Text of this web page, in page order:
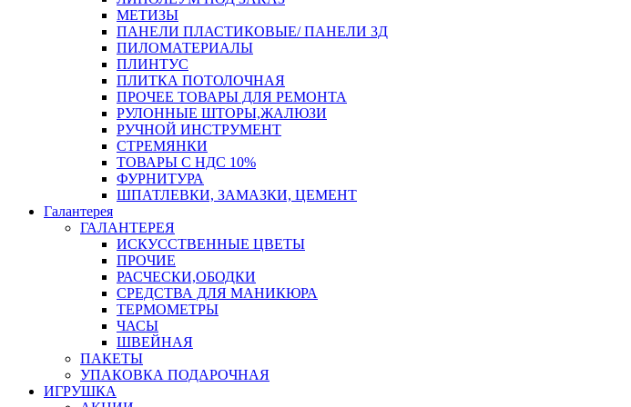
МЕТИЗЫ
ПАНЕЛИ ПЛАСТИКОВЫЕ/ ПАНЕЛИ 3Д
ПИЛОМАТЕРИАЛЫ
ПЛИНТУС
ПЛИТКА ПОТОЛОЧНАЯ
ПРОЧЕЕ ТОВАРЫ ДЛЯ РЕМОНТА
РУЛОННЫЕ ШТОРЫ,ЖАЛЮЗИ
РУЧНОЙ ИНСТРУМЕНТ
СТРЕМЯНКИ
ТОВАРЫ С НДС 10%
ФУРНИТУРА
ШПАТЛЕВКИ, ЗАМАЗКИ, ЦЕМЕНТ
Галантерея
ГАЛАНТЕРЕЯ
ИСКУССТВЕННЫЕ ЦВЕТЫ
ПРОЧИЕ
РАСЧЕСКИ,ОБОДКИ
СРЕДСТВА ДЛЯ МАНИКЮРА
ТЕРМОМЕТРЫ
ЧАСЫ
ШВЕЙНАЯ
ПАКЕТЫ
УПАКОВКА ПОДАРОЧНАЯ
ИГРУШКА